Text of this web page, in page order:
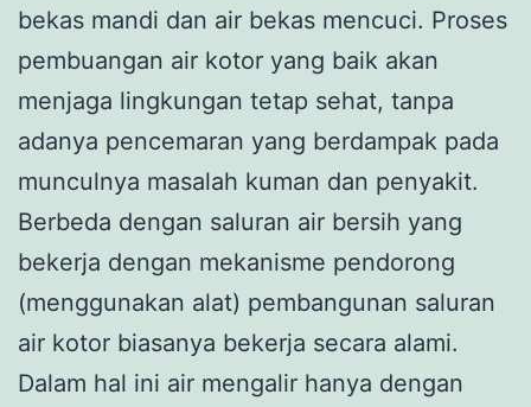
bekas mandi dan air bekas mencuci. Proses
pembuangan air kotor yang baik akan
menjaga lingkungan tetap sehat, tanpa
adanya pencemaran yang berdampak pada
munculnya masalah kuman dan penyakit.
Berbeda dengan saluran air bersih yang
bekerja dengan mekanisme pendorong
(menggunakan alat) pembangunan saluran
air kotor biasanya bekerja secara alami.
Dalam hal ini air mengalir hanya dengan